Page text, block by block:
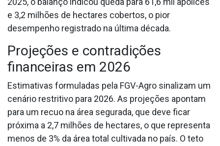
e 3,2 milhões de hectares cobertos, o pior
desempenho registrado na última década.
Projeções e contradições
financeiras em 2026
Estimativas formuladas pela FGV-Agro sinalizam um
cenário restritivo para 2026. As projeções apontam
para um recuo na área segurada, que deve ficar
próxima a 2,7 milhões de hectares, o que representa
menos de 3% da área total cultivada no país. O teto